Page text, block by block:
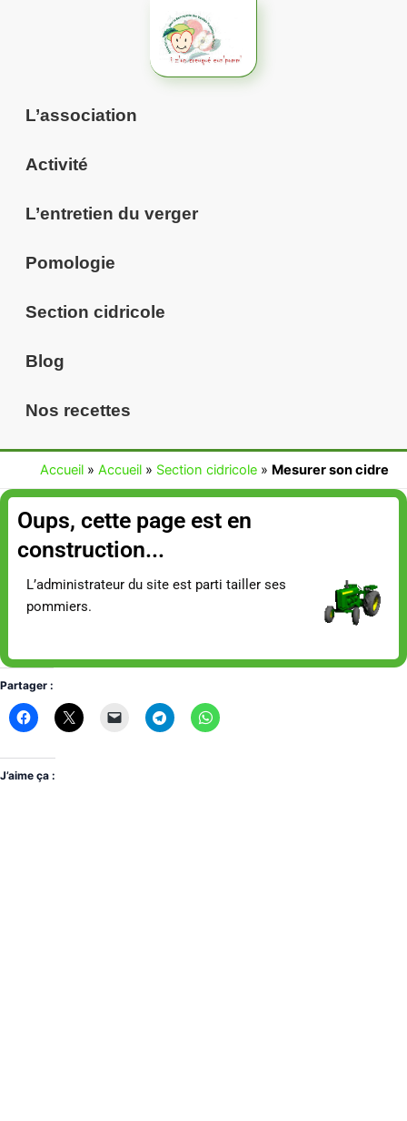
L’association
Activité
L’entretien du verger
Pomologie
Section cidricole
Blog
Nos recettes
Accueil » Accueil » Section cidricole » Mesurer son cidre
Oups, cette page est en
construction...
L’administrateur du site est parti tailler ses
pommiers.
Partager :
J’aime ça :